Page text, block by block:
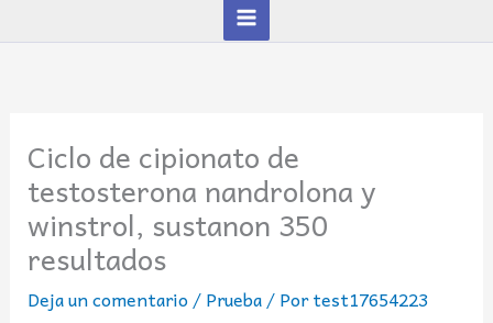
Ciclo de cipionato de
testosterona nandrolona y
winstrol, sustanon 350
resultados
Deja un comentario /Prueba/ Portest17654223